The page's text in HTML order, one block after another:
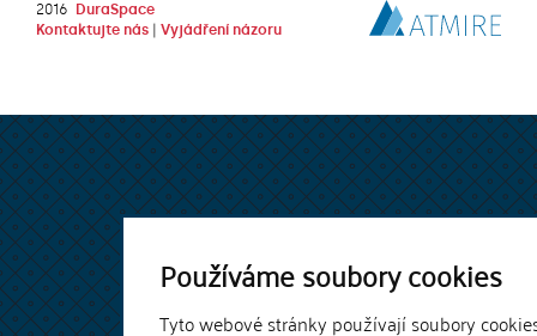
Používáme soubory cookies
Tyto webové stránky používají soubory
2016
DuraSpace
Kontaktujte nás
Vyjádření názoru